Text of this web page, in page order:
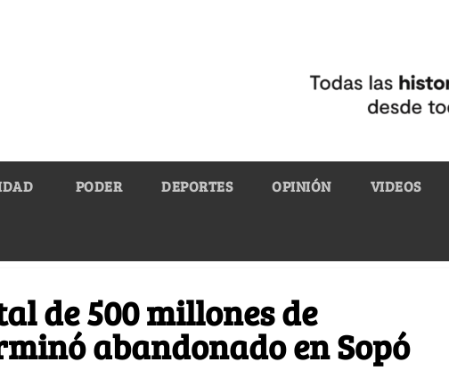
PODER DEPORTES OPINIÓN VIDEOS
de 500 millones de
abandonado en Sopó